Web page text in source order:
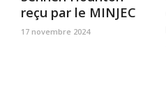
reçu par le MINJEC
17 novembre 2024